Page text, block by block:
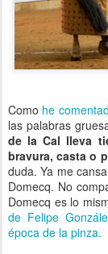
Como he
las palabras
de la Cal lleva
bravura, casta o
duda. Ya me
Domecq. No
Domecq es lo
de Felipe
época de la pinza.